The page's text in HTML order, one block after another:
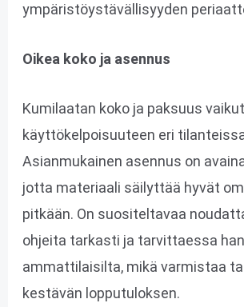
ympäristöystävällisyyden
Oikea koko ja asennus
Kumilaatan koko ja paksuus
käyttökelpoisuuteen eri
Asianmukainen asennus on
jotta materiaali säilyttää hyvät
pitkään. On suositeltavaa
ohjeita tarkasti ja tarvittaessa
ammattilaisilta, mikä varmistaa
kestävän lopputuloksen.